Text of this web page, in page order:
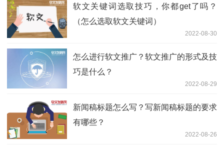
软文关键词选取技巧，你都get了吗？
（怎么选取软文关键词）
2022-08-30
怎么进行软文推广？软文推广的形式及技
巧是什么？
2022-08-29
新闻稿标题怎么写？写新闻稿标题的要求
有哪些？
2022-08-26